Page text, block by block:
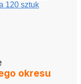
120 sztuk
okresu